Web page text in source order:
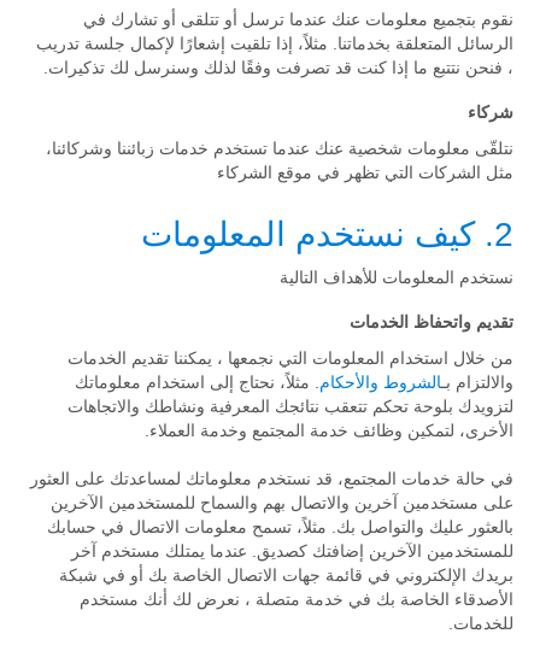
نقوم بتجميع معلومات عنك عندما ترسل أو تتلقى أو تشارك في
الرسائل المتعلقة بخدماتنا. مثلاً، إذا تلقيت إشعارًا لإكمال جلسة تدريب
، فنحن نتتبع ما إذا كنت قد تصرفت وفقًا لذلك وسنرسل لك تذكيرات.
شركاء
نتلقّى معلومات شخصية عنك عندما تستخدم خدمات زبائننا وشركائنا،
مثل الشركات التي تظهر في موقع الشركاء
2. كيف نستخدم المعلومات
نستخدم المعلومات للأهداف التالية
تقديم واتحفاظ الخدمات
من خلال استخدام المعلومات التي نجمعها ، يمكننا تقديم الخدمات
والالتزام بـالشروط والأحكام . مثلاً، نحتاج إلى استخدام معلوماتك
لتزويدك بلوحة تحكم تتعقب نتائجك المعرفية ونشاطك والاتجاهات
الأخرى، لتمكين وظائف خدمة المجتمع وخدمة العملاء.
في حالة خدمات المجتمع، قد نستخدم معلوماتك لمساعدتك على العثور
على مستخدمين آخرين والاتصال بهم والسماح للمستخدمين الآخرين
بالعثور عليك والتواصل بك. مثلاً، تسمح معلومات الاتصال في حسابك
للمستخدمين الآخرين إضافتك كصديق. عندما يمتلك مستخدم آخر
بريدك الإلكتروني في قائمة جهات الاتصال الخاصة بك أو في شبكة
الأصدقاء الخاصة بك في خدمة متصلة ، نعرض لك أنك مستخدم
للخدمات.